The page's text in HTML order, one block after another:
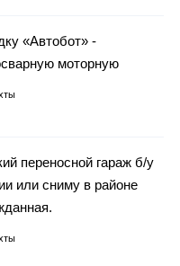
«Автобот» -
моторную
переносной гараж б/у
или сниму в районе